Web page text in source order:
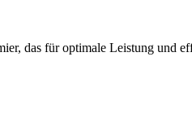
das für optimale Leistung und